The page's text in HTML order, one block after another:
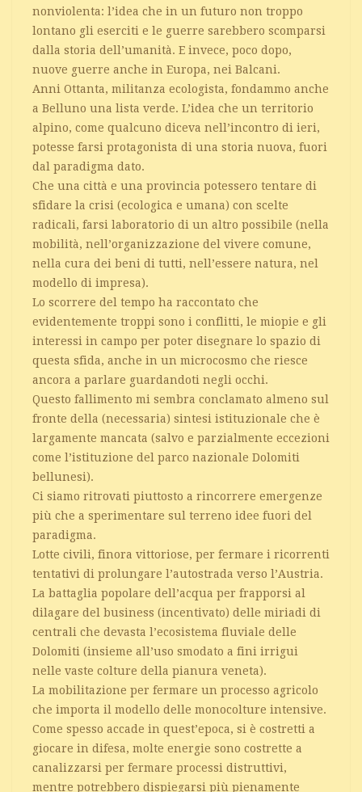
nonviolenta: l’idea che in un futuro non troppo
lontano gli eserciti e le guerre sarebbero scomparsi
dalla storia dell’umanità. E invece, poco dopo,
nuove guerre anche in Europa, nei Balcani.
Anni Ottanta, militanza ecologista, fondammo anche
a Belluno una lista verde. L’idea che un territorio
alpino, come qualcuno diceva nell’incontro di ieri,
potesse farsi protagonista di una storia nuova, fuori
dal paradigma dato.
Che una città e una provincia potessero tentare di
sfidare la crisi (ecologica e umana) con scelte
radicali, farsi laboratorio di un altro possibile (nella
mobilità, nell’organizzazione del vivere comune,
nella cura dei beni di tutti, nell’essere natura, nel
modello di impresa).
Lo scorrere del tempo ha raccontato che
evidentemente troppi sono i conflitti, le miopie e gli
interessi in campo per poter disegnare lo spazio di
questa sfida, anche in un microcosmo che riesce
ancora a parlare guardandoti negli occhi.
Questo fallimento mi sembra conclamato almeno sul
fronte della (necessaria) sintesi istituzionale che è
largamente mancata (salvo e parzialmente eccezioni
come l’istituzione del parco nazionale Dolomiti
bellunesi).
Ci siamo ritrovati piuttosto a rincorrere emergenze
più che a sperimentare sul terreno idee fuori del
paradigma.
Lotte civili, finora vittoriose, per fermare i ricorrenti
tentativi di prolungare l’autostrada verso l’Austria.
La battaglia popolare dell’acqua per frapporsi al
dilagare del business (incentivato) delle miriadi di
centrali che devasta l’ecosistema fluviale delle
Dolomiti (insieme all’uso smodato a fini irrigui
nelle vaste colture della pianura veneta).
La mobilitazione per fermare un processo agricolo
che importa il modello delle monocolture intensive.
Come spesso accade in quest’epoca, si è costretti a
giocare in difesa, molte energie sono costrette a
canalizzarsi per fermare processi distruttivi,
mentre potrebbero dispiegarsi più pienamente